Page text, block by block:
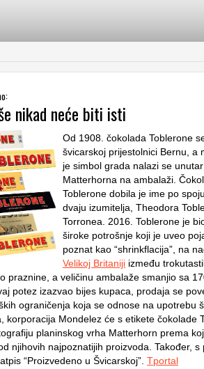
nikad neće biti isti
Od 1908. čokolada Toblerone
švicarskoj prijestolnici Bernu, a
je simbol grada nalazi se
Matterhorna na ambalaži.
Toblerone dobila je ime po
dvaju izumitelja, Theodora
Torronea. 2016. Toblerone je
široke potrošnje koji je uveo
poznat kao “shrinkflacija”, na
Velikoj Britaniji između
praznine, a veličinu ambalaže smanjio sa
potez izazvao bijes kupaca, prodaja se
ograničenja koja se odnose na upotrebu
korporacija Mondelez će s etikete čokolade
planinskog vrha Matterhorn prema
njihovih najpoznatijih proizvoda. Također, s
“Proizvedeno u Švicarskoj”. Tportal